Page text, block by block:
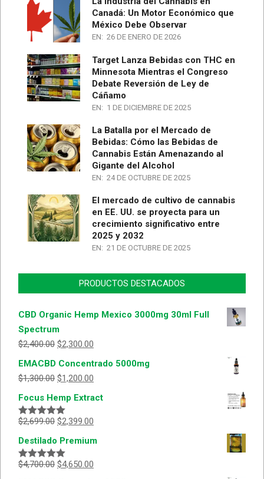
Canadá: Un Motor Económico que
México Debe Observar
EN: 26 DE ENERO DE 2026
Target Lanza Bebidas con THC en
Minnesota Mientras el Congreso
Debate Reversión de Ley de
Cáñamo
EN: 1 DE DICIEMBRE DE 2025
La Batalla por el Mercado de
Bebidas: Cómo las Bebidas de
Cannabis Están Amenazando al
Gigante del Alcohol
EN: 24 DE OCTUBRE DE 2025
El mercado de cultivo de cannabis
en EE. UU. se proyecta para un
crecimiento significativo entre
2025 y 2032
EN: 21 DE OCTUBRE DE 2025
PRODUCTOS DESTACADOS
CBD Organic Hemp Mexico 3000mg 30ml Full
Spectrum
$2,400.00 $2,300.00
EMACBD Concentrado 5000mg
$1,300.00 $1,200.00
Focus Hemp Extract
Valorado
5
$2,699.00 $2,399.00
Destilado Premium
Valorado
$4,700.00 $4,650.00